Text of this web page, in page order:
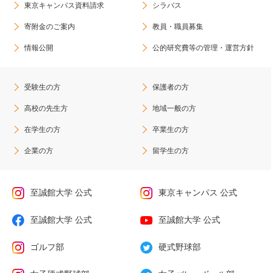
東京キャンパス資料請求 シラバス
寄附金のご案内 教員・職員募集
情報公開 公的研究費等の管理・運営方針
受験生の方 保護者の方
高校の先生方 地域一般の方
在学生の方 卒業生の方
企業の方 留学生の方
至誠館大学 公式 東京キャンパス 公式
至誠館大学 公式 至誠館大学 公式
ゴルフ部 硬式野球部